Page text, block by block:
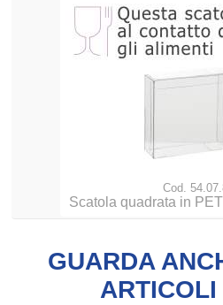
Cod.
Scatola quadrata in
GUARDA
ARTICOLI